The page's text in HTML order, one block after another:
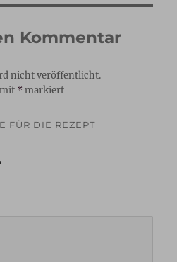
Kommentar
nicht veröffentlicht.
*markiert
FÜR DIE REZEPT